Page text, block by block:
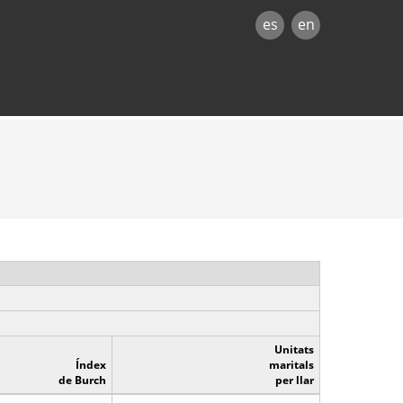
es en
Índex
de Burch
Unitats
maritals
per llar